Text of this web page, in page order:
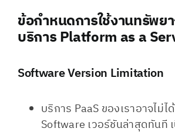
ข้อกำหนดการใช้งานทรัพย
บริการ Platform as a
Software Version Limitation​
บริการ PaaS ของเราอาจไม่
Software เวอร์ชันล่าสุดทันที